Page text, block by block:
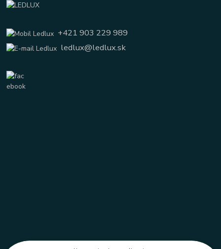
+421 903 229 989
ledlux@ledlux.sk